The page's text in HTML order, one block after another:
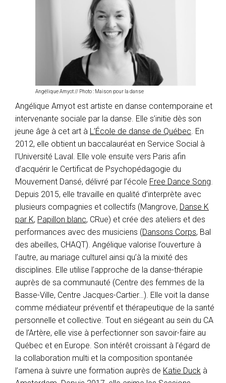
Angélique Amyot // Photo : Maison pour la danse
Angélique Amyot est artiste en danse contemporaine et
intervenante sociale par la danse. Elle s’initie dès son
jeune âge à cet art à L’École de danse de Québec. En
2012, elle obtient un baccalauréat en Service Social à
l’Université Laval. Elle vole ensuite vers Paris afin
d’acquérir le Certificat de Psychopédagogie du
Mouvement Dansé, délivré par l’école Free Dance Song.
Depuis 2015, elle travaille en qualité d’interprète avec
plusieurs compagnies et collectifs (Mangrove, Danse K
par K, Papillon blanc, CRue) et crée des ateliers et des
performances avec des musiciens (Dansons Corps, Bal
des abeilles, CHAQT). Angélique valorise l’ouverture à
l’autre, au mariage culturel ainsi qu’à la mixité des
disciplines. Elle utilise l’approche de la danse-thérapie
auprès de sa communauté (Centre des femmes de la
Basse-Ville, Centre Jacques-Cartier…). Elle voit la danse
comme médiateur préventif et thérapeutique de la santé
personnelle et collective. Tout en siégeant au sein du CA
de l’Artère, elle vise à perfectionner son savoir-faire au
Québec et en Europe. Son intérêt croissant à l’égard de
la collaboration multi et la composition spontanée
l’amena à suivre une formation auprès de Katie Duck à